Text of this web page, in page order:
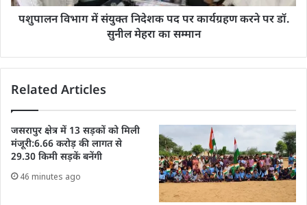
पशुपालन विभाग में संयुक्त निदेशक पद पर कार्यग्रहण करने पर डॉ.
सुनील मेहरा का सम्मान
Related Articles
जसरापुर क्षेत्र में 13 सड़कों को मिली
मंजूरी:6.66 करोड़ की लागत से
29.30 किमी सड़कें बनेंगी
46 minutes ago